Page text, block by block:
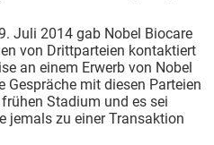
Juli 2014 gab Nobel Biocare
von Drittparteien kontaktiert
an einem Erwerb von Nobel
Gespräche mit diesen Parteien
Stadium und es sei
jemals zu einer Transaktion